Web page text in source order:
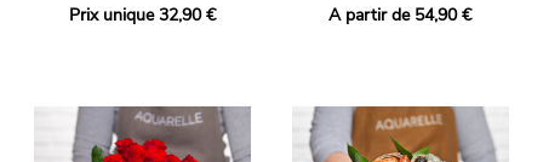
Prix unique 32,90 € A partir de 54,90 €